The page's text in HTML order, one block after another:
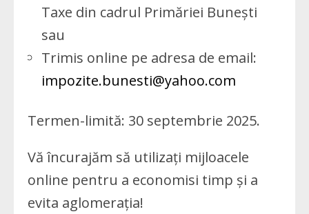
Taxe din cadrul Primăriei Bunești
sau
Trimis online pe adresa de email:
impozite.bunesti@yahoo.com
Termen-limită: 30 septembrie 2025.
Vă încurajăm să utilizați mijloacele
online pentru a economisi timp și a
evita aglomerația!